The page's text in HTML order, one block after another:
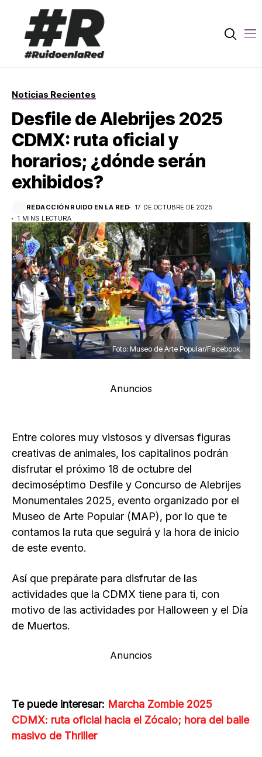
Noticias Recientes
Desfile de Alebrijes 2025
CDMX: ruta oficial y
horarios; ¿dónde serán
exhibidos?
REDACCIÓN RUIDO EN LA RED
17 DE OCTUBRE DE 2025
1 MINS LECTURA
Foto: Museo de Arte Popular/Facebook.
Anuncios
Entre colores muy vistosos y diversas figuras
creativas de animales, los capitalinos podrán
disfrutar el próximo 18 de octubre del
decimoséptimo Desfile y Concurso de Alebrijes
Monumentales 2025, evento organizado por el
Museo de Arte Popular (MAP), por lo que te
contamos la ruta que seguirá y la hora de inicio
de este evento.
Así que prepárate para disfrutar de las
actividades que la CDMX tiene para ti, con
motivo de las actividades por Halloween y el Día
de Muertos.
Anuncios
Te puede interesar: Marcha Zombie 2025
CDMX: ruta oficial hacia el Zócalo; hora del baile
masivo de Thriller